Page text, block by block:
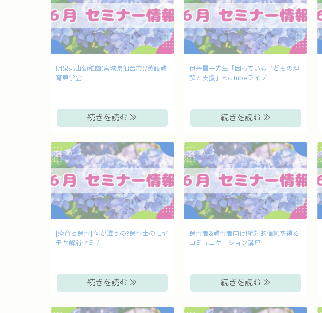
明泉丸山幼稚園(宮城県仙台市)/英語教
育見学会
続きを読む ≫
伊丹昌一先生「困っている子どもの理
解と支援」YouTubeライブ
続きを読む ≫
[療育と保育] 何が違うの?保育士のモヤ
モヤ解消セミナー
続きを読む ≫
保育者&教育者向け!絶対的信頼を得る
コミュニケーション講座
続きを読む ≫